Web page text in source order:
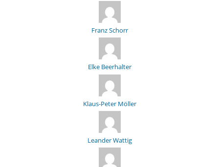
Franz Schorr
Elke Beerhalter
Klaus-Peter Möller
Leander Wattig